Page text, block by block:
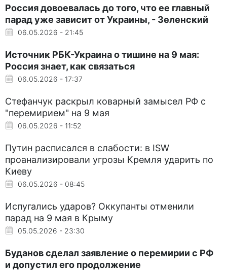
Россия довоевалась до того, что ее главный
парад уже зависит от Украины, - Зеленский
06.05.2026 - 21:45
Источник РБК-Украина о тишине на 9 мая:
Россия знает, как связаться
06.05.2026 - 17:37
Стефанчук раскрыл коварный замысел РФ с
"перемирием" на 9 мая
06.05.2026 - 11:52
Путин расписался в слабости: в ISW
проанализировали угрозы Кремля ударить по
Киеву
06.05.2026 - 08:45
Испугались ударов? Оккупанты отменили
парад на 9 мая в Крыму
05.05.2026 - 23:30
Буданов сделал заявление о перемирии с РФ
и допустил его продолжение